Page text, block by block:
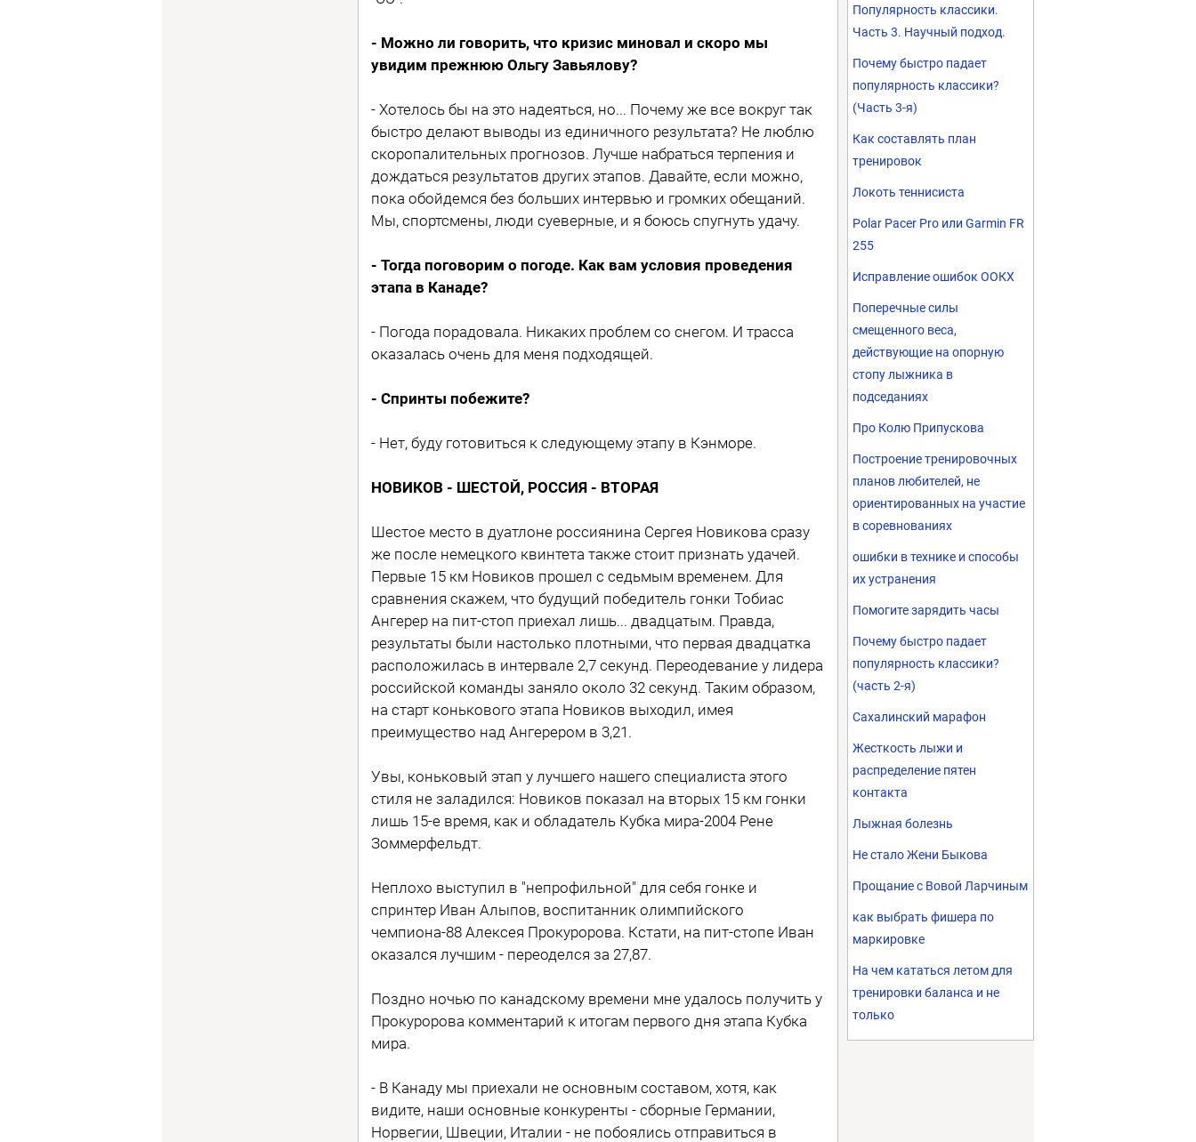
- Можно ли говорить, что кризис миновал и скоро мы
увидим прежнюю Ольгу Завьялову?
- Хотелось бы на это надеяться, но... Почему же все вокруг так
быстро делают выводы из единичного результата? Не люблю
скоропалительных прогнозов. Лучше набраться терпения и
дождаться результатов других этапов. Давайте, если можно,
пока обойдемся без больших интервью и громких обещаний.
Мы, спортсмены, люди суеверные, и я боюсь спугнуть удачу.
- Тогда поговорим о погоде. Как вам условия проведения
этапа в Канаде?
- Погода порадовала. Никаких проблем со снегом. И трасса
оказалась очень для меня подходящей.
- Спринты побежите?
- Нет, буду готовиться к следующему этапу в Кэнморе.
НОВИКОВ - ШЕСТОЙ, РОССИЯ - ВТОРАЯ
Шестое место в дуатлоне россиянина Сергея Новикова сразу
же после немецкого квинтета также стоит признать удачей.
Первые 15 км Новиков прошел с седьмым временем. Для
сравнения скажем, что будущий победитель гонки Тобиас
Ангерер на пит-стоп приехал лишь... двадцатым. Правда,
результаты были настолько плотными, что первая двадцатка
расположилась в интервале 2,7 секунд. Переодевание у лидера
российской команды заняло около 32 секунд. Таким образом,
на старт конькового этапа Новиков выходил, имея
преимущество над Ангерером в 3,21.
Увы, коньковый этап у лучшего нашего специалиста этого
стиля не заладился: Новиков показал на вторых 15 км гонки
лишь 15-е время, как и обладатель Кубка мира-2004 Рене
Зоммерфельдт.
Неплохо выступил в "непрофильной" для себя гонке и
спринтер Иван Алыпов, воспитанник олимпийского
чемпиона-88 Алексея Прокуророва. Кстати, на пит-стопе Иван
оказался лучшим - переоделся за 27,87.
Поздно ночью по канадскому времени мне удалось получить у
Прокуророва комментарий к итогам первого дня этапа Кубка
мира.
- В Канаду мы приехали не основным составом, хотя, как
видите, наши основные конкуренты - сборные Германии,
Норвегии, Швеции, Италии - не побоялись отправиться в
Популярность классики.
Часть 3. Научный подход.
Почему быстро падает
популярность классики?
(Часть 3-я)
Как составлять план
тренировок
Локоть теннисиста
Polar Pacer Pro или Garmin FR
255
Исправление ошибок ООКХ
Поперечные силы
смещенного веса,
действующие на опорную
стопу лыжника в
подседаниях
Про Колю Припускова
Построение тренировочных
планов любителей, не
ориентированных на участие
в соревнованиях
ошибки в технике и способы
их устранения
Помогите зарядить часы
Почему быстро падает
популярность классики?
(часть 2-я)
Сахалинский марафон
Жесткость лыжи и
распределение пятен
контакта
Лыжная болезнь
Не стало Жени Быкова
Прощание с Вовой Ларчиным
как выбрать фишера по
маркировке
На чем кататься летом для
тренировки баланса и не
только